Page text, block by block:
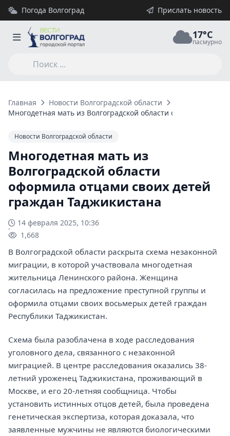
Погода Волгоград Прислать новость
17°C
пасмурно
Главная
Новости Волгоградской области
Многодетная мать из Волгоградской области оформила
Новости Волгоградской области
Многодетная мать из
Волгоградской области
оформила отцами своих детей
граждан Таджикистана
14 февраля 2025, 10:36
1,668
В Волгоградской области раскрыта схема незаконной
миграции, в которой участвовала многодетная
жительница Ленинского района. Женщина
согласилась на предложение преступной группы и
оформила отцами своих восьмерых детей граждан
Республики Таджикистан.
Схема была разоблачена в ходе расследования
уголовного дела, связанного с незаконной
миграцией. В центре расследования оказались 38-
летний уроженец Таджикистана, проживающий в
Москве, и его 20-летняя сообщница. Чтобы
установить истинных отцов детей, была проведена
генетическая экспертиза, которая доказала, что
заявленные мужчины не являются биологическими